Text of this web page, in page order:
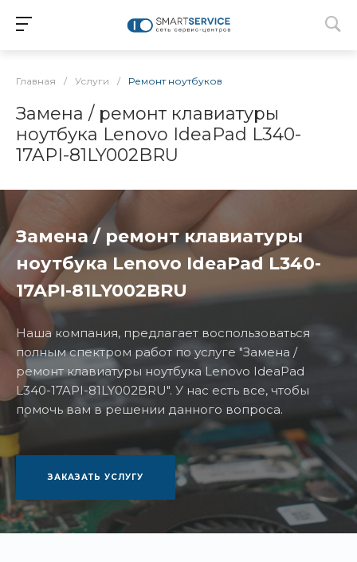
Главная / Услуги / Ремонт ноутбуков
Замена / ремонт клавиатуры
ноутбука Lenovo IdeaPad L340-
17API-81LY002BRU
Замена / ремонт клавиатуры
ноутбука Lenovo IdeaPad L340-
17API-81LY002BRU
Наша компания, предлагает воспользоваться
полным спектром работ по услуге "Замена /
ремонт клавиатуры ноутбука Lenovo IdeaPad
L340-17API-81LY002BRU". У нас есть все, чтобы
помочь вам в решении данного вопроса.
ЗАКАЗАТЬ УСЛУГУ